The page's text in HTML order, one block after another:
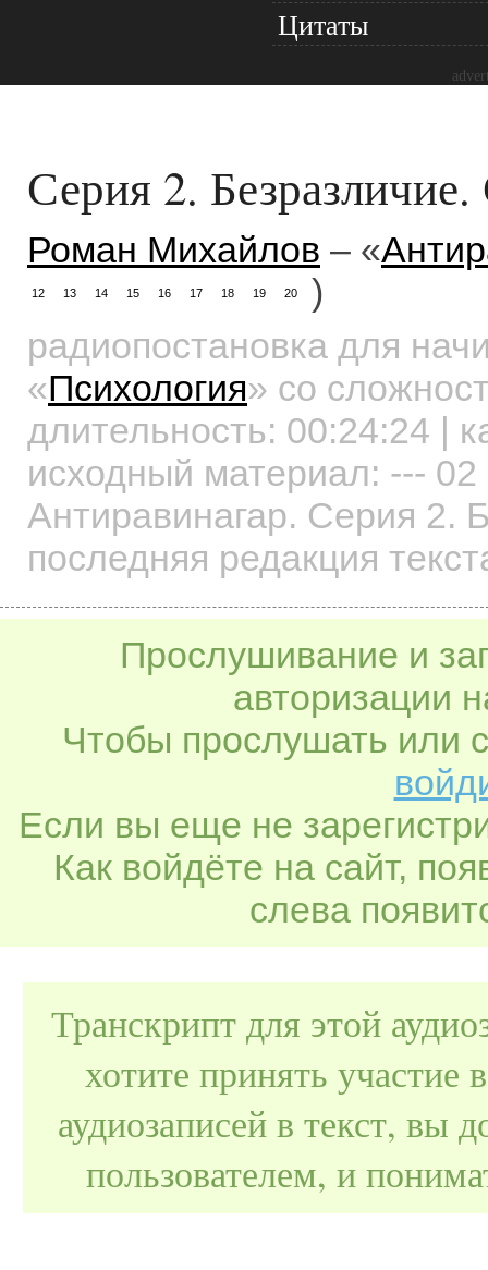
Цитаты
Серия 2.
Роман Михайлов – «
12 13 14 15 16 17 18 19 20
)
радиопостановка для
«Психология» со
длительность: 00:24:24 |
исходный материал: ---
Антиравинагар. Серия 2.
последняя редакция
Прослушивание и
авторизации
Чтобы прослушать или
Если вы еще не
Как войдёте на сайт,
слева
Транскрипт для этой
хотите принять
аудиозаписей в текст, вы
пользователем, и